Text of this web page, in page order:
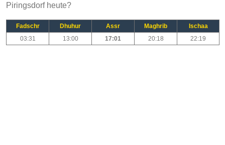
Piringsdorf heute?
Fadschr Dhuhur Assr Maghrib
Ischaa
03:31
13:00 17:01 20:18 22:19